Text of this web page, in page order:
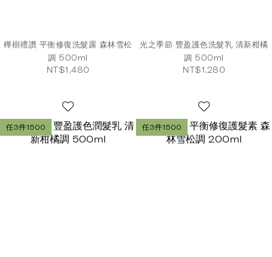
樺樹禮讚 平衡修復洗髮露 森林雪松
調 500ml
NT$1,480
光之季節 豐盈護色洗髮乳 清新柑橘
調 500ml
NT$1,280
任3件1500 任3件1500